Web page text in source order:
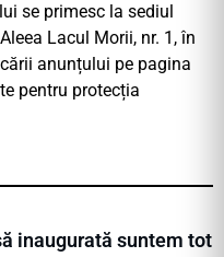
se primesc la sediul
Lacul Morii, nr. 1, în
anunțului pe pagina
pentru protecția
inaugurată suntem tot